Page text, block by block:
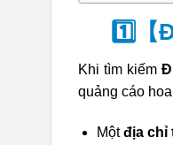
1️⃣【
Khi tìm kiếm
quảng cáo
Mộtđịa chỉ